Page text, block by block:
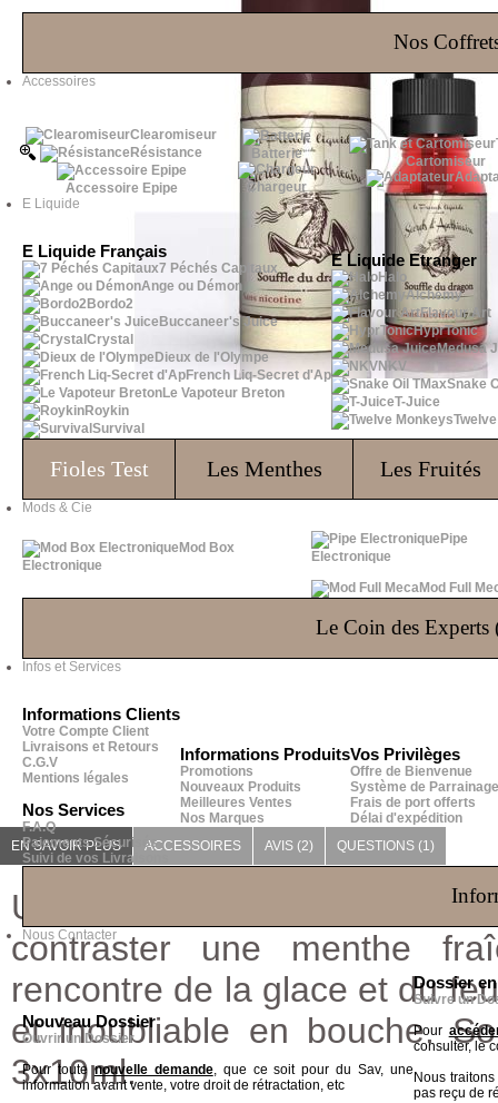
Nos
Accessoires
Clearomiseur
Résistance
Accessoire Epipe
Batterie
Chargeur
Cartomiseur
E Liquide
E Liquide Français
7 Péchés Capitaux
Ange ou Démon
Bordo2
Buccaneer's Juice
Crystal
Dieux de l'Olympe
French Liq-Secret d'Ap
Le Vapoteur Breton
Roykin
Survival
E Liquide Etranger
Halo
Alchemy
Flavour Art
HyprTonic
Medusa
NKV
Snake
T-Juice
Fioles Test Les Menthes Les Fruités
Mods & Cie
Mod Box
Electronique
Pipe
Electronique
Mod Full
Le Coin des Experts
Infos et Services
Informations Clients
Votre Compte Client
Livraisons et Retours
C.G.V
Mentions légales
Nos Services
F.A.Q
Paiements Sécurisés
Suivi de vos Livraisons
Informations Produits
Promotions
Nouveaux Produits
Meilleures Ventes
Nos Marques
Vos Privilèges
Offre de Bienvenue
Système de Parrainage
Frais de port offerts
Délai d'expédition
Nous Contacter
Nouveau Dossier
Ouvrir un Dossier
Pour toutenouvelle demande, que ce soit pour du Sav, une
information avant vente, votre droit de rétractation, etc
Dossier
Suivre un
Pour
consulter, le
Nous
pas reçu de
EN SAVOIR PLUS ACCESSOIRES AVIS (2) QUESTIONS (1)
Une sélection de fruits
contraster une menthe
rencontre de la glace et du
et inoubliable en bouche.
3x10ml.